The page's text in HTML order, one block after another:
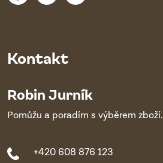
Kontakt
Robin Jurník
Pomůžu a poradím s výběrem zboží.
+420 608 876 123